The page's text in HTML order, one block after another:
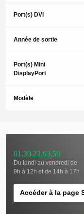
Port(s) DVI
Année de sortie
Port(s) Mini
DisplayPort
Modèle
01.30.22.93.50
Du lundi au vendredi de
9h à 12h et de 14h à 17h
Accéder à la page